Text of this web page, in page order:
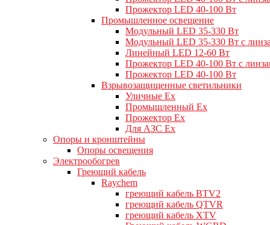
Прожектор LED 40-100 Вт
Промышленное освещение
Модульный LED 35-330 Вт
Модульный LED 35-330 Вт с
Линейный LED 12-60 Вт
Прожектор LED 40-100 Вт с
Прожектор LED 40-100 Вт
Взрывозащищенные светильники
Уличные Ex
Промышленный Ex
Прожектор Ex
Для АЗС Ex
Опоры и кронштейны
Опоры освещения
Электрообогрев
Греющий кабель
Raychem
греющий кабель BTV2
греющий кабель QTVR
греющий кабель XTV